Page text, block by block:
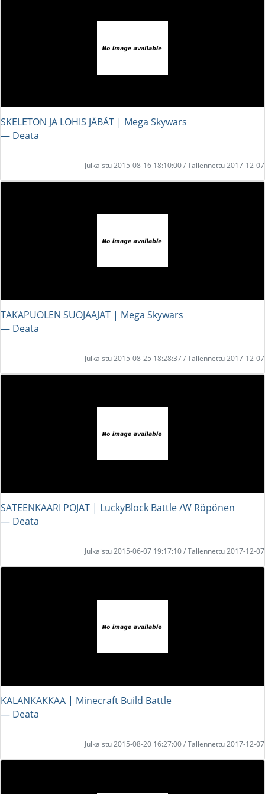
SKELETON JA LOHIS JÄBÄT | Mega Skywars
― Deata
Julkaistu 2015-08-16 18:10:00 / Tallennettu 2017-12-07
TAKAPUOLEN SUOJAAJAT | Mega Skywars
― Deata
Julkaistu 2015-08-25 18:28:37 / Tallennettu 2017-12-07
SATEENKAARI POJAT | LuckyBlock Battle /W Röpönen
― Deata
Julkaistu 2015-06-07 19:17:10 / Tallennettu 2017-12-07
KALANKAKKAA | Minecraft Build Battle
― Deata
Julkaistu 2015-08-20 16:27:00 / Tallennettu 2017-12-07